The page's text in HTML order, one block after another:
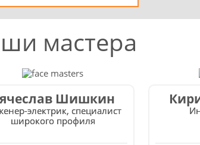
мастера
Шишкин
электрик, специалист
широкого профиля